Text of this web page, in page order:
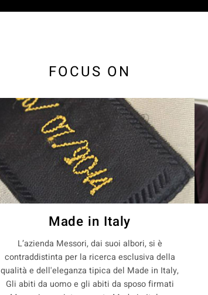
FOCUS ON
Made in Italy
L’azienda Messori, dai suoi albori, si è
contraddistinta per la ricerca esclusiva della
qualità e dell'eleganza tipica del Made in Italy,
Gli abiti da uomo e gli abiti da sposo firmati